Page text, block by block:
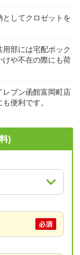
してクロゼットを
部には宅配ボック
けや不在の際にも荷
レブン函館富岡町店
便利です。
)